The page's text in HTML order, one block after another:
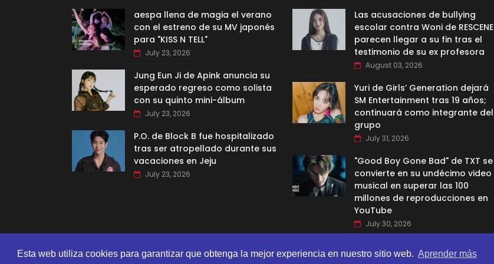
Esta web utiliza cookies para garantizar que obtenga la mejor experiencia en nuestro sitio web. Aprender más
aespa llena de magia el verano
con el estreno de su MV japonés
para "KISS N TELL"
July 23, 2026
Jung Eun Ji de Apink anuncia su
esperado regreso como solista
con su quinto mini-álbum
July 23, 2026
P.O. de Block B fue hospitalizado
tras ser atropellado durante sus
vacaciones en Jeju
July 23, 2026
Las acusaciones de bullying
escolar contra Woni de RESCENE
parecen llegar a su fin tras el
testimonio de su ex profesora
August 03, 2026
Yuri de Girls’ Generation dejará
SM Entertainment tras 19 años;
continuará como integrante del
grupo
July 31, 2026
"Good Boy Gone Bad" de TXT se
convierte en su undécimo video
musical en superar las 100
millones de reproducciones en
YouTube
July 30, 2026
SORATEMPLATES | DISTRIBUTED BY GOOYAABI TEMPLATES